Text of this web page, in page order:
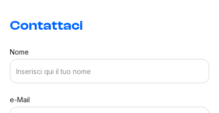
Contattaci
Nome
e-Mail